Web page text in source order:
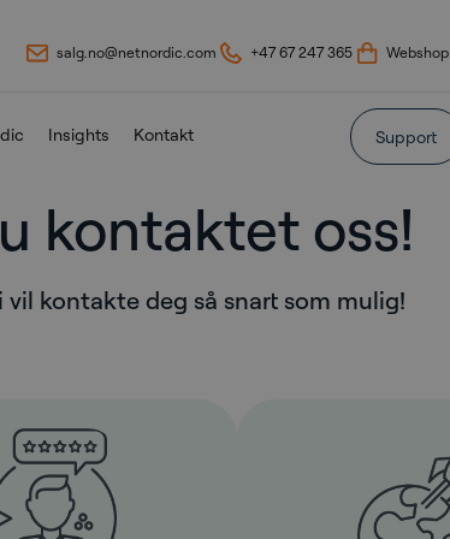
salg.no@netnordic.com +47 67 247 365 Webshop
Insights Kontakt Support
kontaktet oss!
kontakte deg så snart som mulig!